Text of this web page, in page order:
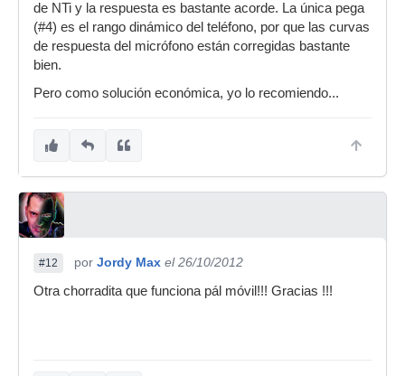
de NTi y la respuesta es bastante acorde. La única pega
(#4) es el rango dinámico del teléfono, por que las curvas
de respuesta del micrófono están corregidas bastante
bien.
Pero como solución económica, yo lo recomiendo...
#12 por Jordy Max el 26/10/2012
Otra chorradita que funciona pál móvil!!! Gracias !!!